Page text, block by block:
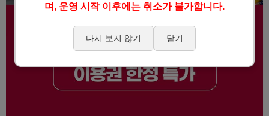
며, 운영 시작 이후에는 취소가 불가합니다.
다시 보지 않기 닫기